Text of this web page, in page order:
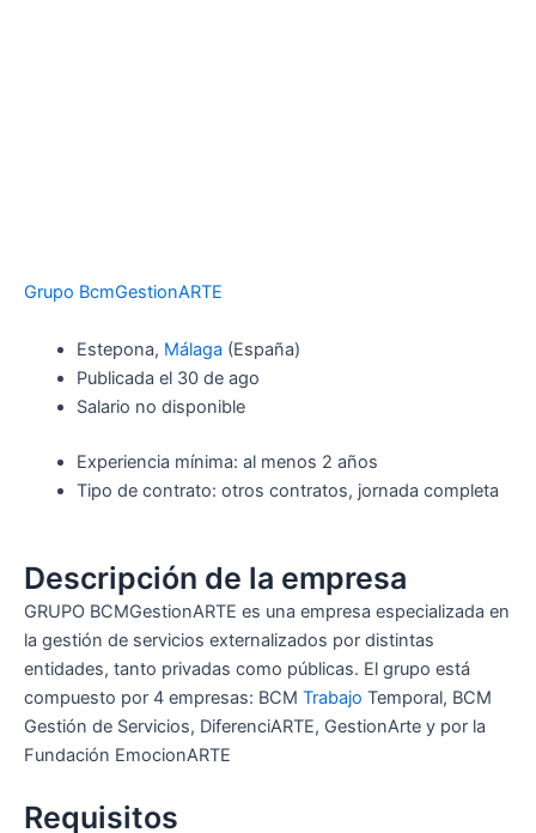
Grupo BcmGestionARTE
Estepona, Málaga (España)
Publicada el 30 de ago
Salario no disponible
Experiencia mínima: al menos 2 años
Tipo de contrato: otros contratos, jornada completa
Descripción de la empresa
GRUPO BCMGestionARTE es una empresa especializada en
la gestión de servicios externalizados por distintas
entidades, tanto privadas como públicas. El grupo está
compuesto por 4 empresas: BCM Trabajo Temporal, BCM
Gestión de Servicios, DiferenciARTE, GestionArte y por la
Fundación EmocionARTE
Requisitos